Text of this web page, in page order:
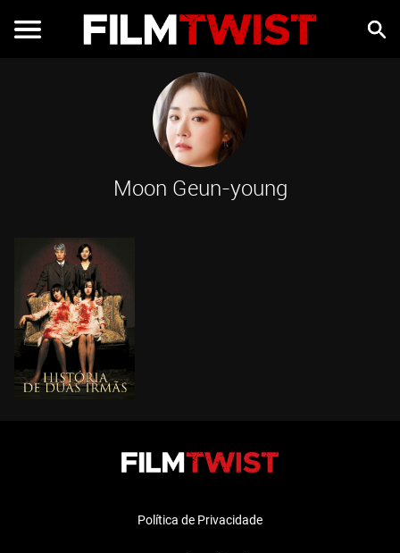
Moon Geun-young
Política de Privacidade